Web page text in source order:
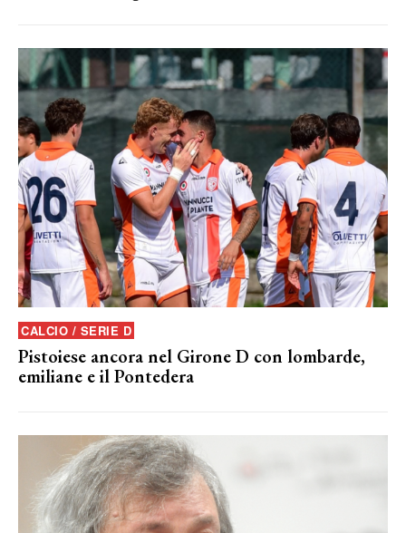
CALCIO / SERIE D
Pistoiese ancora nel Girone D con lombarde,
emiliane e il Pontedera